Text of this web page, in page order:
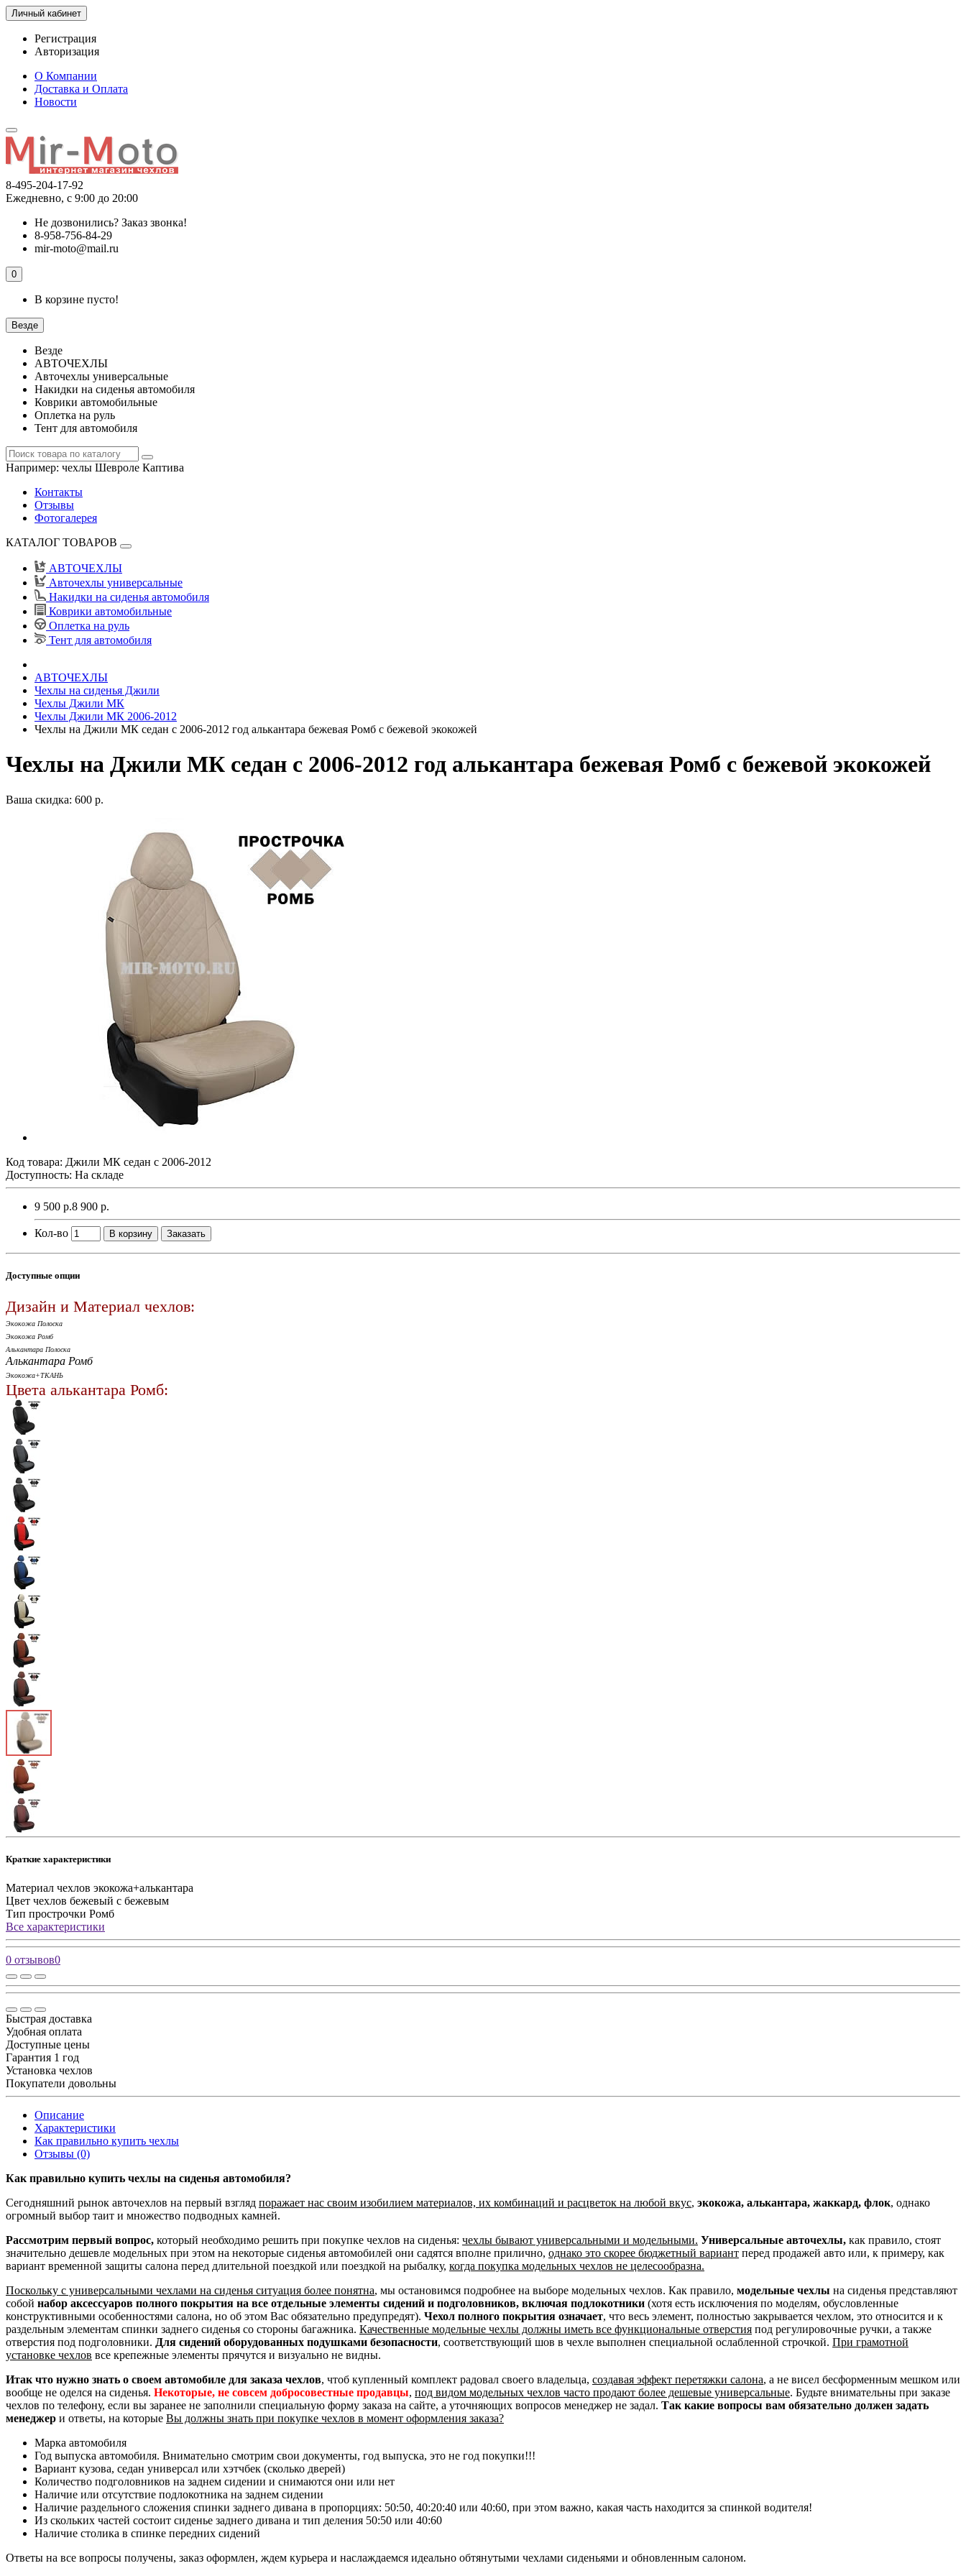
Личный кабинет
Регистрация
Авторизация
О Компании
Доставка и Оплата
Новости
8-495-204-17-92
Ежедневно, с 9:00 до 20:00
Не дозвонились? Заказ звонка!
8-958-756-84-29
mir-moto@mail.ru
0
В корзине пусто!
Везде
Везде
АВТОЧЕХЛЫ
Авточехлы универсальные
Накидки на сиденья автомобиля
Коврики автомобильные
Оплетка на руль
Тент для автомобиля
Например: чехлы Шевроле Каптива
Контакты
Отзывы
Фотогалерея
КАТАЛОГ ТОВАРОВ
АВТОЧЕХЛЫ
Авточехлы универсальные
Накидки на сиденья автомобиля
Коврики автомобильные
Оплетка на руль
Тент для автомобиля
АВТОЧЕХЛЫ
Чехлы на сиденья Джили
Чехлы Джили МК
Чехлы Джили МК 2006-2012
Чехлы на Джили МК седан с 2006-2012 год алькантара бежевая Ромб с бежевой экокожей
Чехлы на Джили МК седан с 2006-2012 год алькантара бежевая Ромб с бежевой экокожей
Ваша скидка: 600 р.
Код товара: Джили МК седан с 2006-2012
Доступность: На складе
9 500 р.8 900 р.
Кол-во В корзину Заказать
Доступные опции
Дизайн и Материал чехлов:
Экокожа Полоска
Экокожа Ромб
Алькантара Полоска
Алькантара Ромб
Экокожа+ТКАНЬ
Цвета алькантара Ромб:
Краткие характеристики
Материал чехлов экокожа+алькантара
Цвет чехлов бежевый с бежевым
Тип прострочки Ромб
Все характеристики
0 отзывов0
Быстрая доставка
Удобная оплата
Доступные цены
Гарантия 1 год
Установка чехлов
Покупатели довольны
Описание
Характеристики
Как правильно купить чехлы
Отзывы (0)
Как правильно купить чехлы на сиденья автомобиля?
Сегодняшний рынок авточехлов на первый взгляд поражает нас своим изобилием материалов, их комбинаций и расцветок на любой вкус, экокожа, алькантара, жаккард, флок, однако
огромный выбор таит и множество подводных камней.
Рассмотрим первый вопрос, который необходимо решить при покупке чехлов на сиденья: чехлы бывают универсальными и модельными. Универсальные авточехлы, как правило, стоят
значительно дешевле модельных при этом на некоторые сиденья автомобилей они садятся вполне прилично, однако это скорее бюджетный вариант перед продажей авто или, к примеру, как
вариант временной защиты салона перед длительной поездкой или поездкой на рыбалку, когда покупка модельных чехлов не целесообразна.
Поскольку с универсальными чехлами на сиденья ситуация более понятна, мы остановимся подробнее на выборе модельных чехлов. Как правило, модельные чехлы на сиденья представляют
собой набор аксессуаров полного покрытия на все отдельные элементы сидений и подголовников, включая подлокотники (хотя есть исключения по моделям, обусловленные
конструктивными особенностями салона, но об этом Вас обязательно предупредят). Чехол полного покрытия означает, что весь элемент, полностью закрывается чехлом, это относится и к
раздельным элементам спинки заднего сиденья со стороны багажника. Качественные модельные чехлы должны иметь все функциональные отверстия под регулировочные ручки, а также
отверстия под подголовники. Для сидений оборудованных подушками безопасности, соответствующий шов в чехле выполнен специальной ослабленной строчкой. При грамотной
установке чехлов все крепежные элементы прячутся и визуально не видны.
Итак что нужно знать о своем автомобиле для заказа чехлов, чтоб купленный комплект радовал своего владельца, создавая эффект перетяжки салона, а не висел бесформенным мешком или
вообще не оделся на сиденья. Некоторые, не совсем добросовестные продавцы, под видом модельных чехлов часто продают более дешевые универсальные. Будьте внимательны при заказе
чехлов по телефону, если вы заранее не заполнили специальную форму заказа на сайте, а уточняющих вопросов менеджер не задал. Так какие вопросы вам обязательно должен задать
менеджер и ответы, на которые Вы должны знать при покупке чехлов в момент оформления заказа?
Марка автомобиля
Год выпуска автомобиля. Внимательно смотрим свои документы, год выпуска, это не год покупки!!!
Вариант кузова, седан универсал или хэтчбек (сколько дверей)
Количество подголовников на заднем сидении и снимаются они или нет
Наличие или отсутствие подлокотника на заднем сидении
Наличие раздельного сложения спинки заднего дивана в пропорциях: 50:50, 40:20:40 или 40:60, при этом важно, какая часть находится за спинкой водителя!
Из скольких частей состоит сиденье заднего дивана и тип деления 50:50 или 40:60
Наличие столика в спинке передних сидений
Ответы на все вопросы получены, заказ оформлен, ждем курьера и наслаждаемся идеально обтянутыми чехлами сиденьями и обновленным салоном.